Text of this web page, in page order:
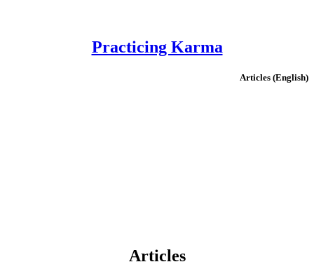
Practicing Karma
(English) Articles
Articles